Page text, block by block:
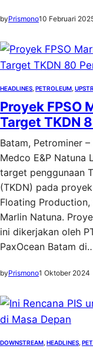
byPrismono10 Februari
HEADLINES PETROLEUM
Proyek FPSO
Target TKDN
Batam, Petrominer
Medco E&P Natuna
target penggunaan
(TKDN) pada
Floating Production,
Marlin Natuna.
ini dikerjakan oleh
PaxOcean Batam
byPrismono1 Oktober 2024
DOWNSTREAM HEADLINES